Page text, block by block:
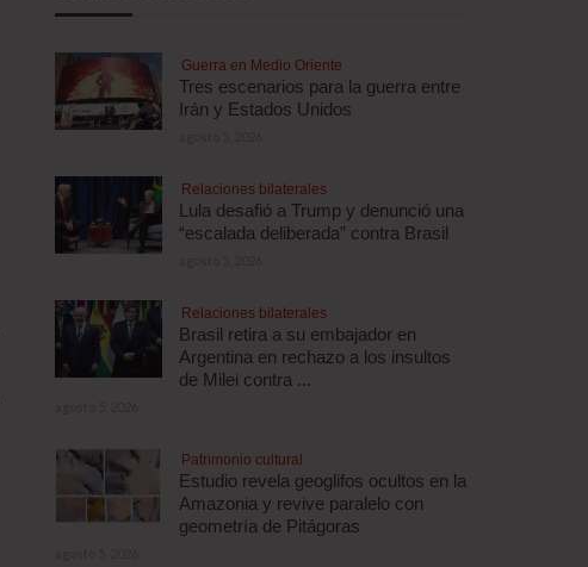
Guerra en Medio Oriente
Tres escenarios para la guerra entre
Irán y Estados Unidos
Relaciones bilaterales
Lula desafió a Trump y denunció una
“escalada deliberada” contra Brasil
Relaciones bilaterales
Brasil retira a su embajador en
Argentina en rechazo a los insultos
de Milei contra ...
Patrimonio cultural
Estudio revela geoglifos ocultos en la
Amazonia y revive paralelo con
geometría de Pitágoras